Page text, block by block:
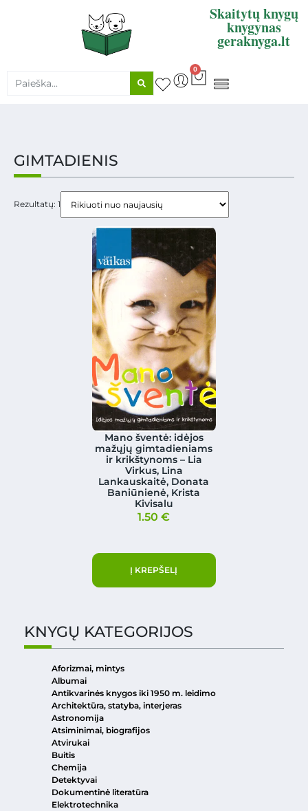
Skaitytų knygų
knygynas
geraknyga.lt
0
GIMTADIENIS
Rezultatų: 1
Mano šventė: idėjos
mažųjų gimtadieniams
ir krikštynoms – Lia
Virkus, Lina
Lankauskaitė, Donata
Baniūnienė, Krista
Kivisalu
1.50€
Į KREPŠELĮ
KNYGŲ KATEGORIJOS
Aforizmai, mintys
Albumai
Antikvarinės knygos iki 1950 m. leidimo
Architektūra, statyba, interjeras
Astronomija
Atsiminimai, biografijos
Atvirukai
Buitis
Chemija
Detektyvai
Dokumentinė literatūra
Elektrotechnika